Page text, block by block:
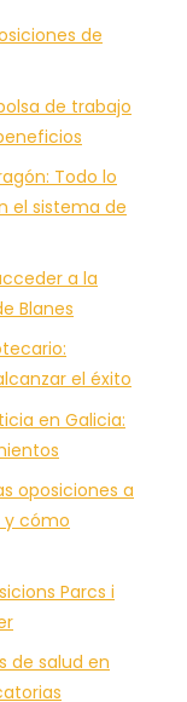
de
de trabajo
Todo lo
el sistema de
a la
Blanes
el éxito
en Galicia:
oposiciones a
y cómo
Parcs i
de salud en